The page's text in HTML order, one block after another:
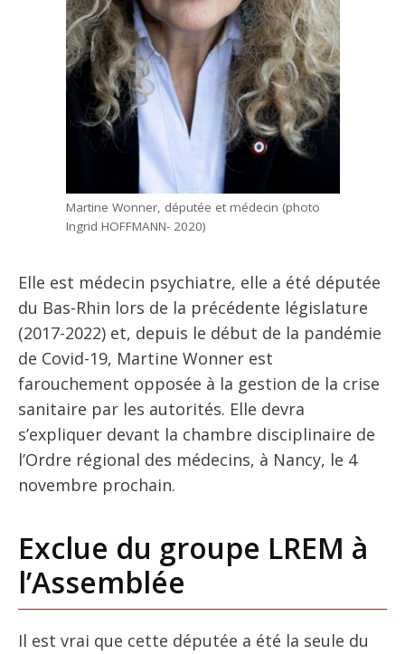
Martine Wonner, députée et médecin (photo
Ingrid HOFFMANN- 2020)
Elle est médecin psychiatre, elle a été députée
du Bas-Rhin lors de la précédente législature
(2017-2022) et, depuis le début de la pandémie
de Covid-19, Martine Wonner est
farouchement opposée à la gestion de la crise
sanitaire par les autorités. Elle devra
s’expliquer devant la chambre disciplinaire de
l’Ordre régional des médecins, à Nancy, le 4
novembre prochain.
Exclue du groupe LREM à
l’Assemblée
Il est vrai que cette députée a été la seule du